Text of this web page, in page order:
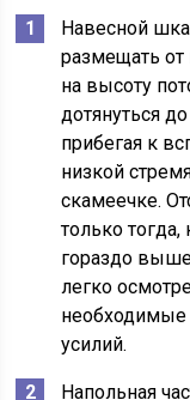
Навесной
размещать от
на высоту
дотянуться
прибегая к
низкой
скамеечке.
только тогда,
гораздо
легко
необходимые
усилий.
Напольная